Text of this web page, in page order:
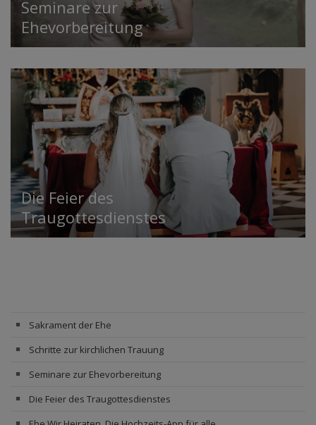
Seminare zur
Ehevorbereitung
Die Feier des
Traugottesdienstes
Sakrament der Ehe
Schritte zur kirchlichen Trauung
Seminare zur Ehevorbereitung
Die Feier des Traugottesdienstes